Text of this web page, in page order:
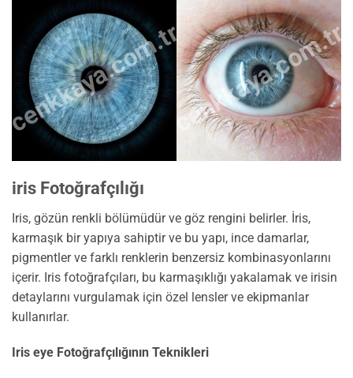
cenkkaya.com.trcenkkaya.com.tr
iris Fotoğrafçılığı
Iris, gözün renkli bölümüdür ve göz rengini belirler. İris,
karmaşık bir yapıya sahiptir ve bu yapı, ince damarlar,
pigmentler ve farklı renklerin benzersiz kombinasyonlarını
içerir. Iris fotoğrafçıları, bu karmaşıklığı yakalamak ve irisin
detaylarını vurgulamak için özel lensler ve ekipmanlar
kullanırlar.
Iris eye Fotoğrafçılığının Teknikleri